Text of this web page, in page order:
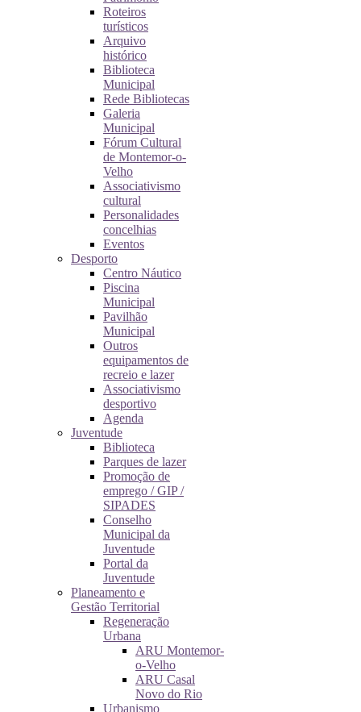
Roteiros
turísticos
Arquivo
histórico
Biblioteca
Municipal
Rede Bibliotecas
Galeria
Municipal
Fórum Cultural
de Montemor-o-
Velho
Associativismo
cultural
Personalidades
concelhias
Eventos
Desporto
Centro Náutico
Piscina
Municipal
Pavilhão
Municipal
Outros
equipamentos de
recreio e lazer
Associativismo
desportivo
Agenda
Juventude
Biblioteca
Parques de lazer
Promoção de
emprego / GIP /
SIPADES
Conselho
Municipal da
Juventude
Portal da
Juventude
Planeamento e
Gestão Territorial
Regeneração
Urbana
ARU Montemor-
o-Velho
ARU Casal
Novo do Rio
Urbanismo